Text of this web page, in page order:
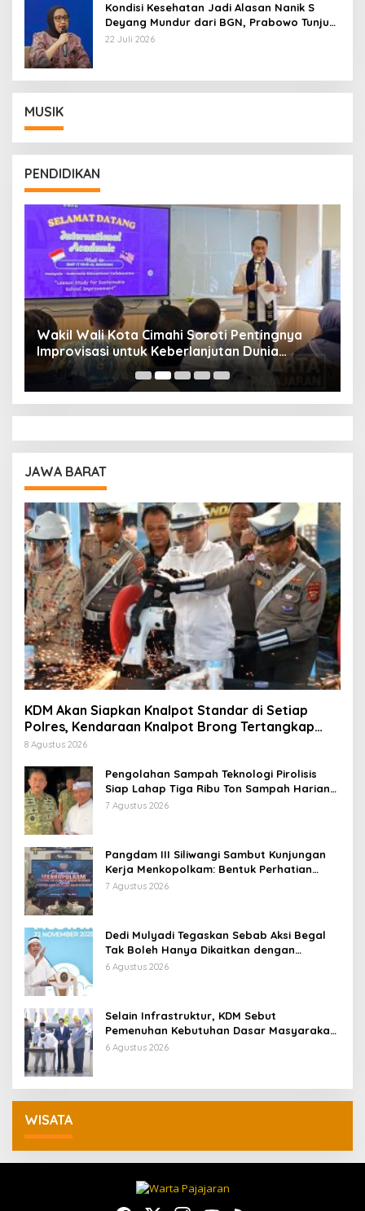
Kondisi Kesehatan Jadi Alasan Nanik S
Deyang Mundur dari BGN, Prabowo Tunjuk
Wamentan Sudaryono
22 Juli 2026
MUSIK
PENDIDIKAN
Wakil Wali Kota Cimahi Soroti Pentingnya
Improvisasi untuk Keberlanjutan Dunia
Pendidikan
JAWA BARAT
KDM Akan Siapkan Knalpot Standar di Setiap
Polres, Kendaraan Knalpot Brong Tertangkap
Langsung Ganti
8 Agustus 2026
Pengolahan Sampah Teknologi Pirolisis
Siap Lahap Tiga Ribu Ton Sampah Harian
Jawa Barat
7 Agustus 2026
Pangdam III Siliwangi Sambut Kunjungan
Kerja Menkopolkam: Bentuk Perhatian
Pemerintah
7 Agustus 2026
Dedi Mulyadi Tegaskan Sebab Aksi Begal
Tak Boleh Hanya Dikaitkan dengan
Ekonomi
6 Agustus 2026
Selain Infrastruktur, KDM Sebut
Pemenuhan Kebutuhan Dasar Masyarakat
Jadi Fokus APBD Jabar 2027
6 Agustus 2026
WISATA